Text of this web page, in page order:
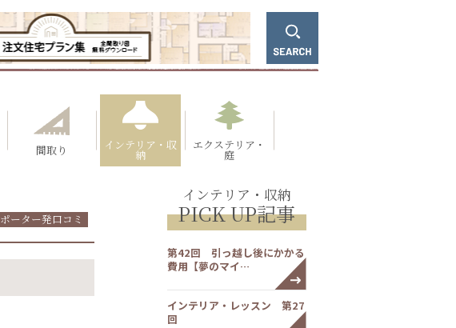
間取り インテリア・収
納
エクステリア・
庭
ーター発口コミ
インテリア・収納
PICK UP記事
第42回 引っ越し後にかかる
費用【夢のマイ…
インテリア・レッスン 第27
回